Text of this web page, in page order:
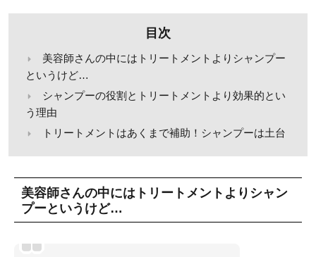
目次
美容師さんの中にはトリートメントよりシャンプー
というけど…
シャンプーの役割とトリートメントより効果的とい
う理由
トリートメントはあくまで補助！シャンプーは土台
美容師さんの中にはトリートメントよりシャン
プーというけど…